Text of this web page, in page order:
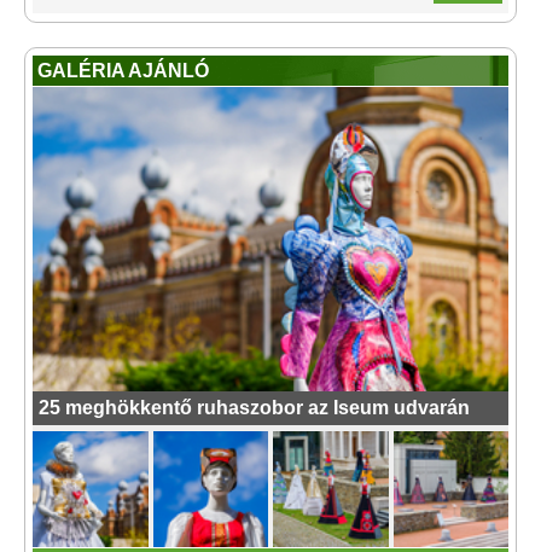
GALÉRIA AJÁNLÓ
25 meghökkentő ruhaszobor az Iseum udvarán